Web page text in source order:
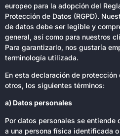
europeo para la adopción del
Protección de Datos (RGPD).
de datos debe ser legible y
general, así como para nuestros
Para garantizarlo, nos gustaría
terminología utilizada.
En esta declaración de
otros, los siguientes términos:
a) Datos personales
Por datos personales se entiende
a una persona física identificada